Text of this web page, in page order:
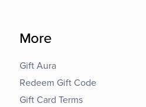
More
Gift Aura
Redeem Gift Code
Gift Card Terms